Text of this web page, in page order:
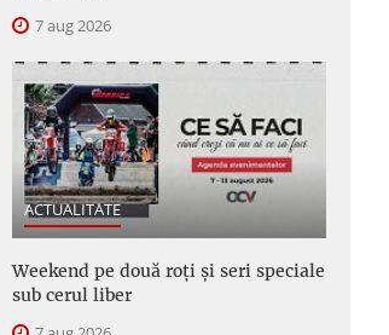
7 aug 2026
ACTUALITATE
Weekend pe două roți și seri speciale
sub cerul liber